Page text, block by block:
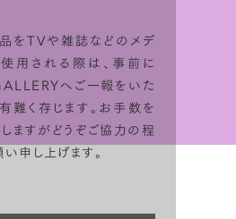
をTVや雑誌などのメデ
用される際は、事前に
へご一報をいた
難く存じます。お手数を
ますがどうぞご協力の程
い申し上げます。